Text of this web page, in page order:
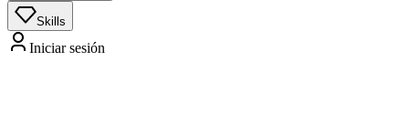
Skills
Iniciar sesión